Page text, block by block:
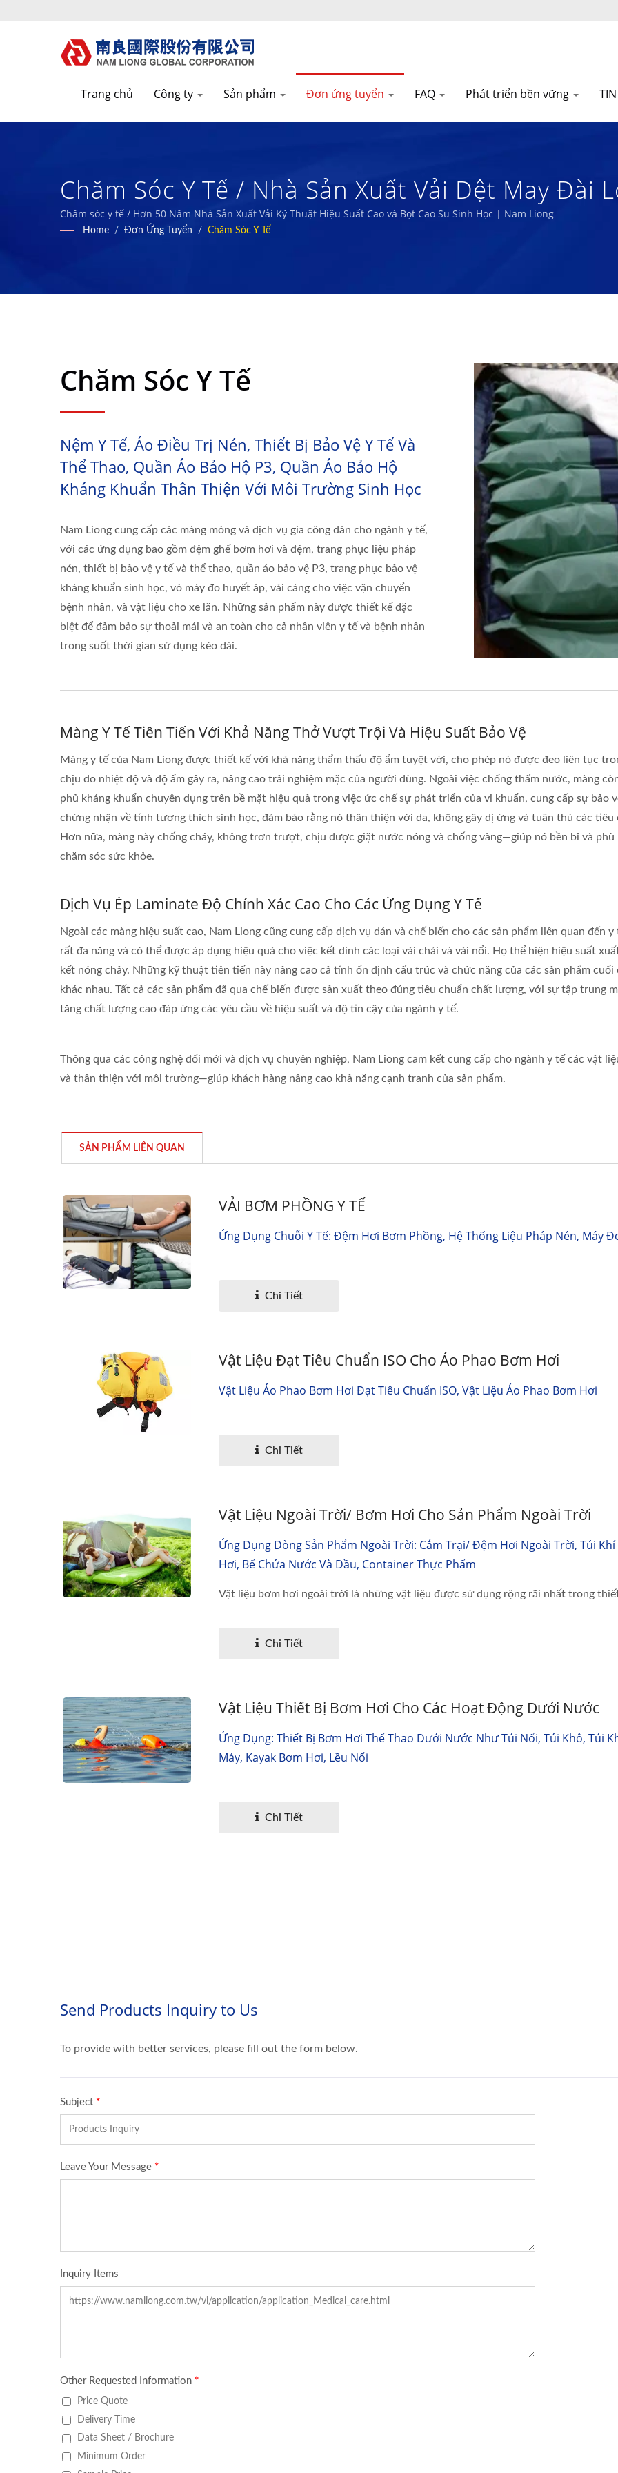
Trang chủ Công ty Sản phẩm Đơn ứng tuyển FAQ Phát triển bền vững
Chăm Sóc Y Tế / Nhà Sản Xuất Vải Dệt May Đài
| Nam Liong
Chăm sóc y tế / Hơn 50 Năm Nhà Sản Xuất Vải Kỹ Thuật Hiệu Suất Cao và Bọt Cao Su Sinh Học | Nam Liong
Home / Đơn Ứng Tuyển / Chăm Sóc Y Tế
Chăm Sóc Y Tế
Nệm Y Tế, Áo Điều Trị Nén, Thiết Bị Bảo Vệ Y Tế Và
Thể Thao, Quần Áo Bảo Hộ P3, Quần Áo Bảo Hộ
Kháng Khuẩn Thân Thiện Với Môi Trường Sinh Học
Nam Liong cung cấp các màng mỏng và dịch vụ gia công dán cho ngành y tế,
với các ứng dụng bao gồm đệm ghế bơm hơi và đệm, trang phục liệu pháp
nén, thiết bị bảo vệ y tế và thể thao, quần áo bảo vệ P3, trang phục bảo vệ
kháng khuẩn sinh học, vỏ máy đo huyết áp, vải cáng cho việc vận chuyển
bệnh nhân, và vật liệu cho xe lăn. Những sản phẩm này được thiết kế đặc
biệt để đảm bảo sự thoải mái và an toàn cho cả nhân viên y tế và bệnh nhân
trong suốt thời gian sử dụng kéo dài.
Màng Y Tế Tiên Tiến Với Khả Năng Thở Vượt Trội Và Hiệu Suất Bảo Vệ
Màng y tế của Nam Liong được thiết kế với khả năng thẩm thấu độ ẩm tuyệt vời, cho phép nó được đeo liên tục
chịu do nhiệt độ và độ ẩm gây ra, nâng cao trải nghiệm mặc của người dùng. Ngoài việc chống thấm nước, màng
phủ kháng khuẩn chuyên dụng trên bề mặt hiệu quả trong việc ức chế sự phát triển của vi khuẩn, cung cấp sự
chứng nhận về tính tương thích sinh học, đảm bảo rằng nó thân thiện với da, không gây dị ứng và tuân thủ các
Hơn nữa, màng này chống cháy, không trơn trượt, chịu được giặt nước nóng và chống vàng—giúp nó bền bỉ và
chăm sóc sức khỏe.
Dịch Vụ Ép Laminate Độ Chính Xác Cao Cho Các Ứng Dụng Y Tế
Ngoài các màng hiệu suất cao, Nam Liong cũng cung cấp dịch vụ dán và chế biến cho các sản phẩm liên quan đến
rất đa năng và có thể được áp dụng hiệu quả cho việc kết dính các loại vải chải và vải nổi. Họ thể hiện hiệu suất
kết nóng chảy. Những kỹ thuật tiên tiến này nâng cao cả tính ổn định cấu trúc và chức năng của các sản phẩm
khác nhau. Tất cả các sản phẩm đã qua chế biến được sản xuất theo đúng tiêu chuẩn chất lượng, với sự tập trung
tăng chất lượng cao đáp ứng các yêu cầu về hiệu suất và độ tin cậy của ngành y tế.
Thông qua các công nghệ đổi mới và dịch vụ chuyên nghiệp, Nam Liong cam kết cung cấp cho ngành y tế các vật
và thân thiện với môi trường—giúp khách hàng nâng cao khả năng cạnh tranh của sản phẩm.
SẢN PHẨM LIÊN QUAN
VẢI BƠM PHỒNG Y TẾ
Ứng Dụng Chuỗi Y Tế: Đệm Hơi Bơm Phồng, Hệ Thống Liệu Pháp Nén, Máy
Chi Tiết
Vật Liệu Đạt Tiêu Chuẩn ISO Cho Áo Phao Bơm Hơi
Vật Liệu Áo Phao Bơm Hơi Đạt Tiêu Chuẩn ISO, Vật Liệu Áo Phao Bơm Hơi
Chi Tiết
Vật Liệu Ngoài Trời/ Bơm Hơi Cho Sản Phẩm Ngoài Trời
Ứng Dụng Dòng Sản Phẩm Ngoài Trời: Cắm Trại/ Đệm Hơi Ngoài Trời, Túi
Hơi, Bể Chứa Nước Và Dầu, Container Thực Phẩm
Vật liệu bơm hơi ngoài trời là những vật liệu được sử dụng rộng rãi nhất trong
Chi Tiết
Vật Liệu Thiết Bị Bơm Hơi Cho Các Hoạt Động Dưới Nước
Ứng Dụng: Thiết Bị Bơm Hơi Thể Thao Dưới Nước Như Túi Nổi, Túi Khô, Túi
Máy, Kayak Bơm Hơi, Lều Nổi
Chi Tiết